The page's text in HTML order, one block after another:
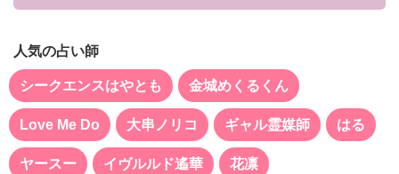
人気の占い師
シークエンスはやとも 金城めくるくん
Love Me Do 大串ノリコ ギャル霊媒師 はる
ヤースー イヴルルド遙華 花凛